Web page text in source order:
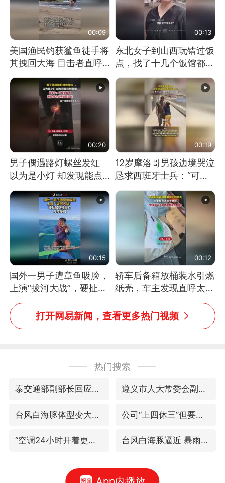
00:09
美国渔民钓获鲨鱼徒手将
其拽回大海 目击者直呼
震惊 （视频来源：参考
消息）
00:13
东北女子到山西玩错过饭
点，找了十几个饭馆都没
开门：午休到几点
00:20
男子偶遇路灯螺丝发红
以为是小灯 却发现能点
燃香烟 当事人：已报警
处理
00:19
12岁摩洛哥男孩边境哭泣
恳求西班牙士兵：“可不
可以不要把我遣返回国”
00:15
国外一男子遭章鱼吸脸，
上演“拔河大战”，硬扯加
铁棒敲打方才挣脱
00:12
轿车后备箱放桶装水引燃
纸壳，车主发现直呼太危
险，“拍出来让大家都避
免这个危险”
打开网易新闻，查看更多热门视频
热门搜索
泰交通部副部长回应中国游客遭歧视 遵义市人大常委会副主任刘东明被查
台风白海豚体型变大近似13个浙江面积 公司“上四休三”但要降薪1000元
“空调24小时开着更省电”不实 台风白海豚逼近 暴雨大暴雨来袭